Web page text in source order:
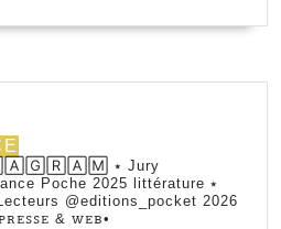
⭑ Jury
Poche 2025 littérature ⭑
@editions_pocket 2026
& ꮃꭼᏼ•